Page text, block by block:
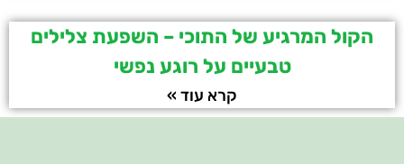
הקול המרגיע של התוכי – השפעת צלילים
טבעיים על רוגע נפשי
קרא עוד »